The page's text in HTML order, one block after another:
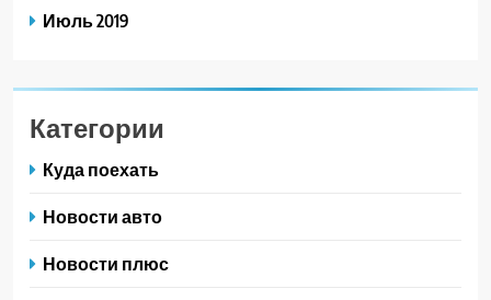
Июль 2019
Категории
Куда поехать
Новости авто
Новости плюс